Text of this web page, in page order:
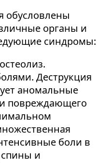
обусловлены
органы и
синдромы:
Деструкция
аномальные
повреждающего
боли в
спины и